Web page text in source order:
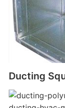
Ducting